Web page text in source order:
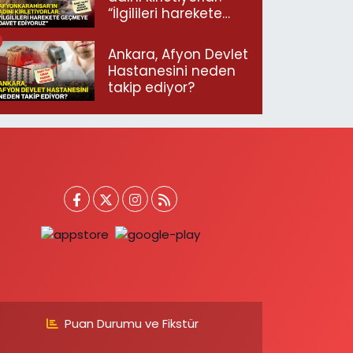
“İlgilileri harekete
ediyoruz”
Ankara, Afyon Devlet
Hastanesini neden
takip ediyor?
Puan Durumu ve Fikstür